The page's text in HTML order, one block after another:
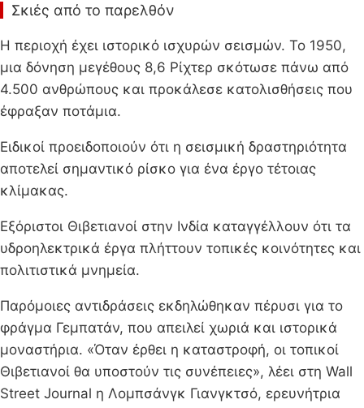
Σκιές από το παρελθόν
Η περιοχή έχει ιστορικό ισχυρών σεισμών. Το 1950,
μια δόνηση μεγέθους 8,6 Ρίχτερ σκότωσε πάνω από
4.500 ανθρώπους και προκάλεσε κατολισθήσεις που
έφραξαν ποτάμια.
Ειδικοί προειδοποιούν ότι η σεισμική δραστηριότητα
αποτελεί σημαντικό ρίσκο για ένα έργο τέτοιας
κλίμακας.
Εξόριστοι Θιβετιανοί στην Ινδία καταγγέλλουν ότι τα
υδροηλεκτρικά έργα πλήττουν τοπικές κοινότητες και
πολιτιστικά μνημεία.
Παρόμοιες αντιδράσεις εκδηλώθηκαν πέρυσι για το
φράγμα Γεμπατάν, που απειλεί χωριά και ιστορικά
μοναστήρια. «Όταν έρθει η καταστροφή, οι τοπικοί
Θιβετιανοί θα υποστούν τις συνέπειες», λέει στη Wall
Street Journal η Λομπσάνγκ Γιανγκτσό, ερευνήτρια